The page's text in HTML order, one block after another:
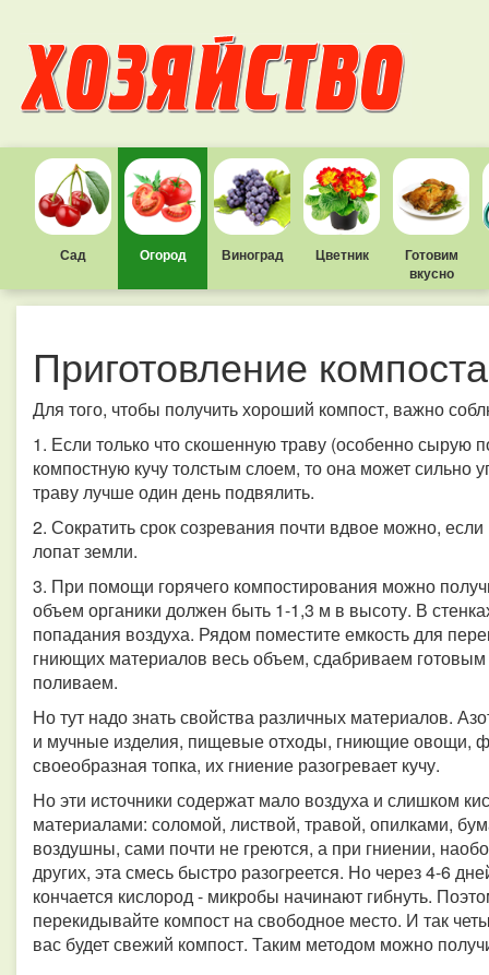
Сад Огород Виноград Цветник
Готовим
вкусно
Приготовление компоста
Для того, чтобы получить хороший компост, важно
1. Если только что скошенную траву (особенно сырую
компостную кучу толстым слоем, то она может сильно
траву лучше один день подвялить.
2. Сократить срок созревания почти вдвое можно,
лопат земли.
3. При помощи горячего компостирования можно
объем органики должен быть 1-1,3 м в высоту. В
попадания воздуха. Рядом поместите емкость для
гниющих материалов весь объем, сдабриваем
поливаем.
Но тут надо знать свойства различных материалов.
и мучные изделия, пищевые отходы, гниющие овощи,
своеобразная топка, их гниение разогревает кучу.
Но эти источники содержат мало воздуха и слишком
материалами: соломой, листвой, травой, опилками,
воздушны, сами почти не греются, а при гниении,
других, эта смесь быстро разогреется. Но через 4-6
кончается кислород - микробы начинают гибнуть.
перекидывайте компост на свободное место. И так
вас будет свежий компост. Таким методом можно